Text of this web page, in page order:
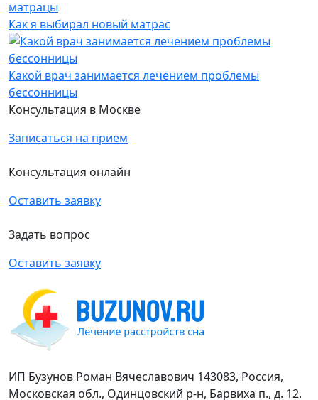
Как я выбирал новый матрас
Какой врач занимается лечением проблемы
бессонницы
Консультация в Москве
Записаться на прием
Консультация онлайн
Оставить заявку
Задать вопрос
Оставить заявку
ИП Бузунов Роман Вячеславович 143083, Россия,
Московская обл., Одинцовский р-н, Барвиха п., д. 12.